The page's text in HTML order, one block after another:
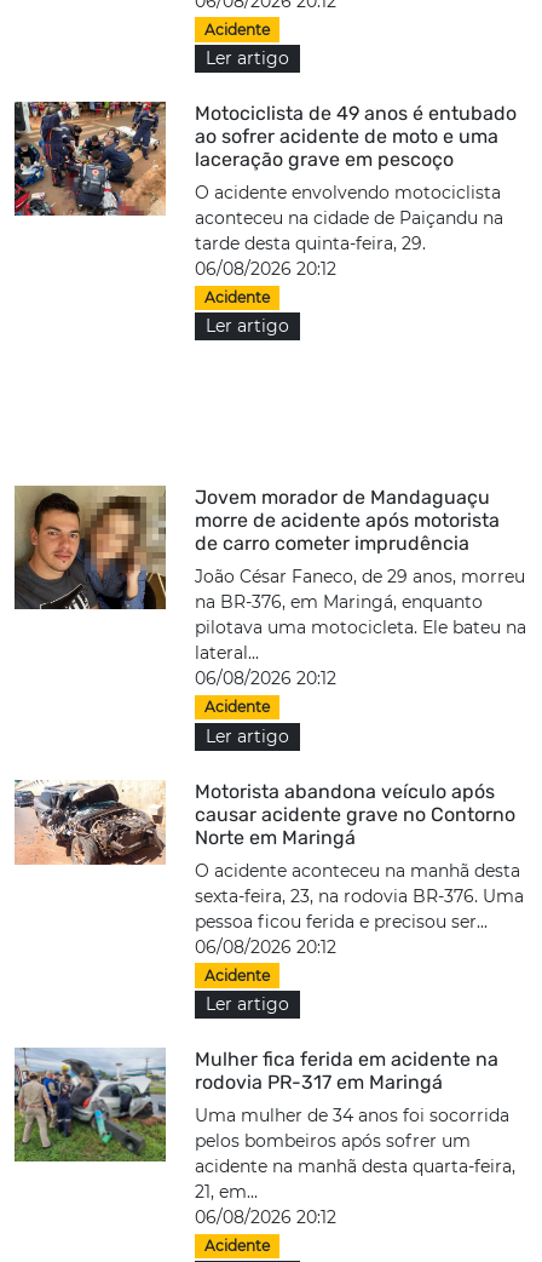
Acidente
Ler artigo
Motociclista de 49 anos é entubado
ao sofrer acidente de moto e uma
laceração grave em pescoço
O acidente envolvendo motociclista
aconteceu na cidade de Paiçandu na
tarde desta quinta-feira, 29.
06/08/2026 20:12
Acidente
Ler artigo
Jovem morador de Mandaguaçu
morre de acidente após motorista
de carro cometer imprudência
João César Faneco, de 29 anos, morreu
na BR-376, em Maringá, enquanto
pilotava uma motocicleta. Ele bateu na
lateral...
06/08/2026 20:12
Acidente
Ler artigo
Motorista abandona veículo após
causar acidente grave no Contorno
Norte em Maringá
O acidente aconteceu na manhã desta
sexta-feira, 23, na rodovia BR-376. Uma
pessoa ficou ferida e precisou ser...
06/08/2026 20:12
Acidente
Ler artigo
Mulher fica ferida em acidente na
rodovia PR-317 em Maringá
Uma mulher de 34 anos foi socorrida
pelos bombeiros após sofrer um
acidente na manhã desta quarta-feira,
21, em...
06/08/2026 20:12
Acidente